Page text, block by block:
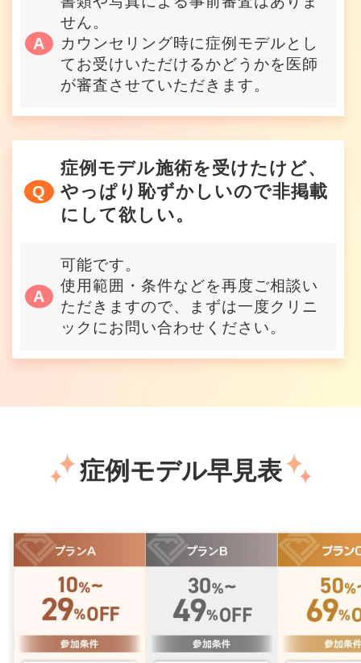
せん。
カウンセリング時に症例モデルとし
てお受けいただけるかどうかを医師
が審査させていただきます。
症例モデル施術を受けたけど、
やっぱり恥ずかしいので非掲載
にして欲しい。
可能です。
使用範囲・条件などを再度ご相談い
ただきますので、まずは一度クリニ
ックにお問い合わせください。
症例モデル早見表